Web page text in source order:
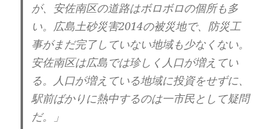
が、安佐南区の道路はボロボロの個所も多
い。広島土砂災害2014の被災地で、防災工
事がまだ完了していない地域も少なくない。
安佐南区は広島では珍しく人口が増えてい
る。人口が増えている地域に投資をせずに、
駅前ばかりに熱中するのは一市民として疑問
だ。」